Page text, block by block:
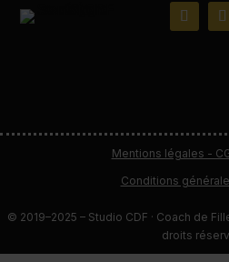
Mentions légales -
Conditions
© 2019–2025 – Studio CDF · Coach de
droits